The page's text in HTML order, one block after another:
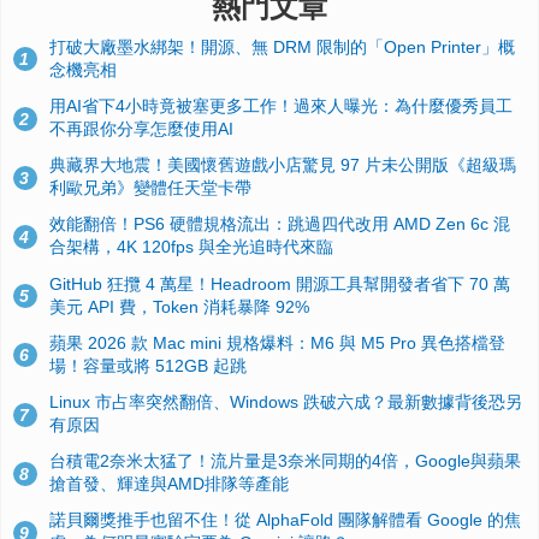
1
打破大廠墨水綁架！開源、無 DRM 限制的「Open Printer」概
念機亮相
2
用AI省下4小時竟被塞更多工作！過來人曝光：為什麼優秀員工
不再跟你分享怎麼使用AI
3
典藏界大地震！美國懷舊遊戲小店驚見 97 片未公開版《超級瑪
利歐兄弟》變體任天堂卡帶
4
效能翻倍！PS6 硬體規格流出：跳過四代改用 AMD Zen 6c 混
合架構，4K 120fps 與全光追時代來臨
5
GitHub 狂攬 4 萬星！Headroom 開源工具幫開發者省下 70 萬
美元 API 費，Token 消耗暴降 92%
6
蘋果 2026 款 Mac mini 規格爆料：M6 與 M5 Pro 異色搭檔登
場！容量或將 512GB 起跳
7
Linux 市占率突然翻倍、Windows 跌破六成？最新數據背後恐另
有原因
8
台積電2奈米太猛了！流片量是3奈米同期的4倍，Google與蘋果
搶首發、輝達與AMD排隊等產能
9
諾貝爾獎推手也留不住！從 AlphaFold 團隊解體看 Google 的焦